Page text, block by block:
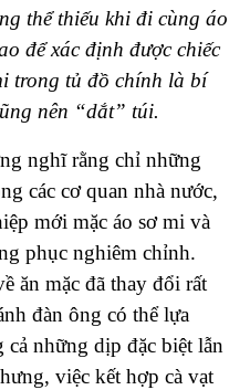
thể thiếu khi đi cùng áo
để xác định được chiếc
trong tủ đồ chính là bí
nên “dắt” túi.
nghĩ rằng chỉ những
các cơ quan nhà nước,
mới mặc áo sơ mi và
phục nghiêm chỉnh.
ăn mặc đã thay đổi rất
đàn ông có thể lựa
những dịp đặc biệt lẫn
việc kết hợp cà vạt